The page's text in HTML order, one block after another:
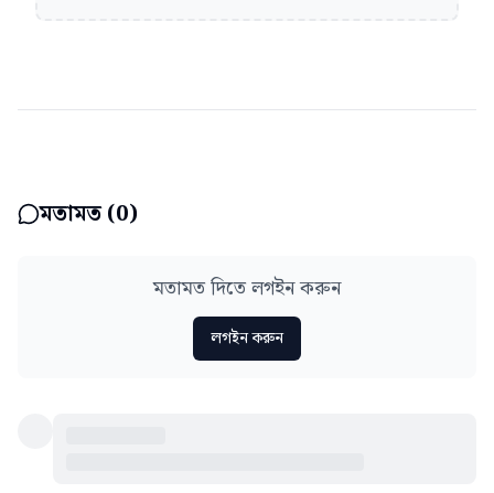
মতামত (0)
মতামত দিতে লগইন করুন
লগইন করুন